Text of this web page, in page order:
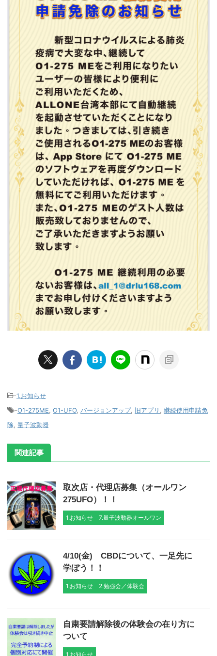
-1.お知らせ
-O1-275ME, O1-UFO, バージョンアップ, 旧アプリ , 継続使用申請免
除, 量子波動器
関連記事
取次店・代理店募集（オールワン
275UFO）！！
1.お知らせ 7.量子波動器オールワン
4/10(金) CBDについて、一足先に
学ぼう！！
1.お知らせ 2.勉強会／体験会
自粛要請解除後の体験会の在り方に
ついて
1.お知らせ